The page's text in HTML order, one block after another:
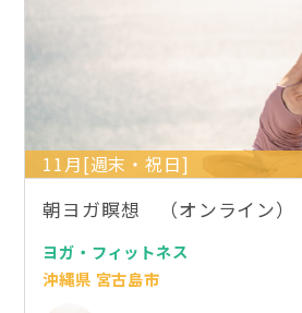
11月[週末・祝日]
朝ヨガ瞑想 （オンライン）
ヨガ・フィットネス
沖縄県 宮古島市